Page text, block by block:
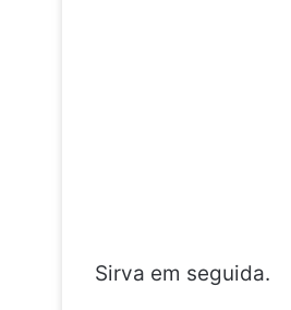
Sirva em seguida.